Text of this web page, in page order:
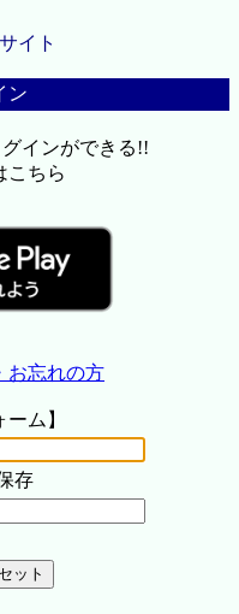
イト
ン
インができる!!
こちら
お忘れの方
ーム】
存